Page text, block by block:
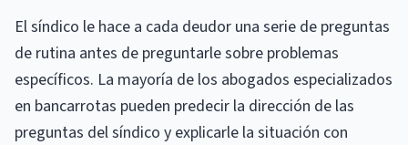
El síndico le hace a cada deudor una serie de preguntas
de rutina antes de preguntarle sobre problemas
específicos. La mayoría de los abogados especializados
en bancarrotas pueden predecir la dirección de las
preguntas del síndico y explicarle la situación con